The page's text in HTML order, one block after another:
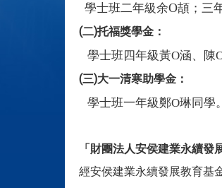
學士班二年級余O頡；三
(二)托福獎學金 ：
學士班四年級黃O涵、陳
(三)大一清寒助學金 ：
學士班一年級鄭O琳 同學。
「財團法人安侯建業永續發
經安侯建業永續發展教育基